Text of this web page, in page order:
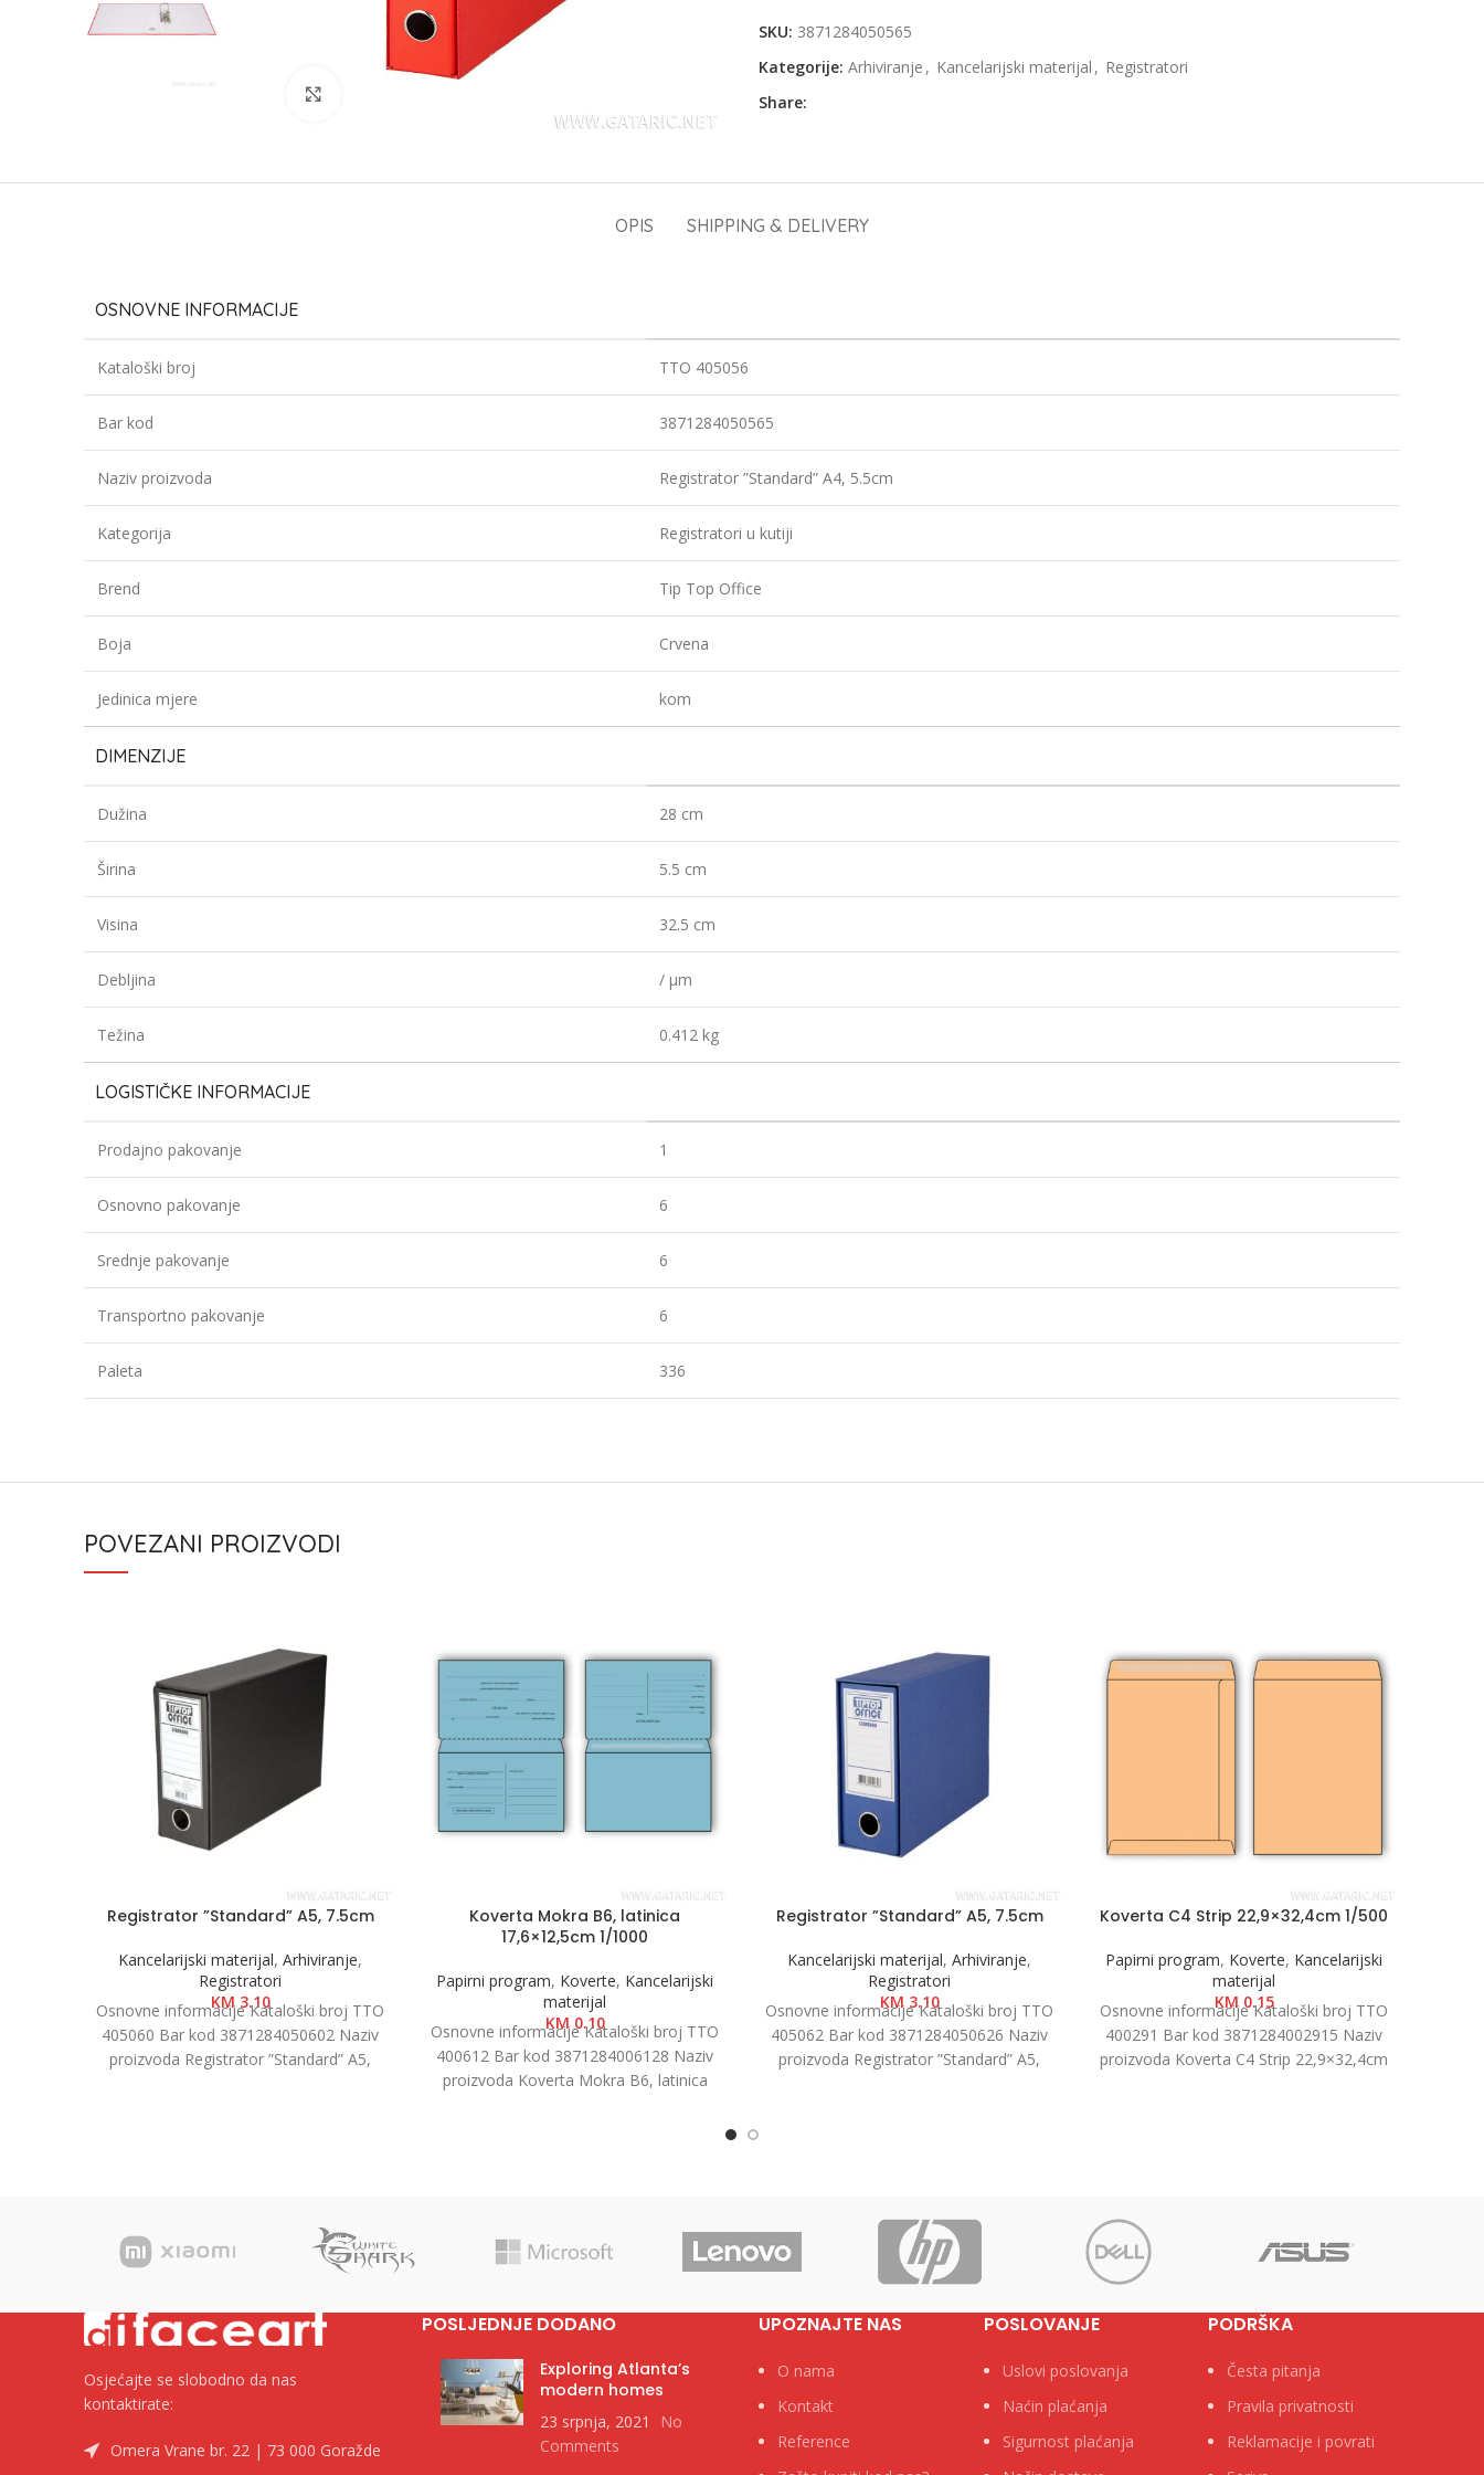
SKU: 3871284050565
Kategorije: Arhiviranje , Kancelarijski materijal , Registratori
Share:
OPIS SHIPPING & DELIVERY
OSNOVNE INFORMACIJE
Kataloški broj TTO 405056
Bar kod 3871284050565
Naziv proizvoda Registrator ”Standard” A4, 5.5cm
Kategorija Registratori u kutiji
Brend Tip Top Office
Boja Crvena
Jedinica mjere kom
DIMENZIJE
Dužina 28 cm
Širina 5.5 cm
Visina 32.5 cm
Debljina / µm
Težina 0.412 kg
LOGISTIČKE INFORMACIJE
Prodajno pakovanje 1
Osnovno pakovanje 6
Srednje pakovanje 6
Transportno pakovanje 6
Paleta 336
POVEZANI PROIZVODI
Registrator ”Standard” A5, 7.5cm
Kancelarijski materijal, Arhiviranje,
Registratori
KM3.10
Osnovne informacije Kataloški broj TTO
405060 Bar kod 3871284050602 Naziv
proizvoda Registrator ”Standard” A5,
Koverta Mokra B6, latinica
17,6×12,5cm 1/1000
Papirni program, Koverte, Kancelarijski
materijal
KM0.10
Osnovne informacije Kataloški broj TTO
400612 Bar kod 3871284006128 Naziv
proizvoda Koverta Mokra B6, latinica
Registrator ”Standard” A5, 7.5cm
Kancelarijski materijal, Arhiviranje,
Registratori
KM3.10
Osnovne informacije Kataloški broj TTO
405062 Bar kod 3871284050626 Naziv
proizvoda Registrator ”Standard” A5,
Koverta C4 Strip 22,9×32,4cm 1/500
Papirni program, Koverte, Kancelarijski
materijal
KM0.15
Osnovne informacije Kataloški broj TTO
400291 Bar kod 3871284002915 Naziv
proizvoda Koverta C4 Strip 22,9×32,4cm
Osjećajte se slobodno da nas
kontaktirate:
Omera Vrane br. 22 | 73 000 Goražde
POSLJEDNJE DODANO
Exploring Atlanta’s
modern homes
23 srpnja, 2021
No
Comments
UPOZNAJTE NAS
O nama
Kontakt
Reference
POSLOVANJE
Uslovi poslovanja
Naćin plaćanja
Sigurnost plaćanja
PODRŠKA
Česta pitanja
Pravila privatnosti
Reklamacije i povrati